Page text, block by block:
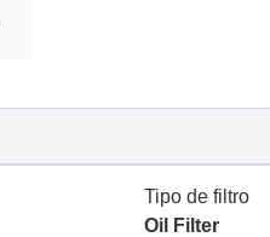
Tipo de filtro
Oil Filter